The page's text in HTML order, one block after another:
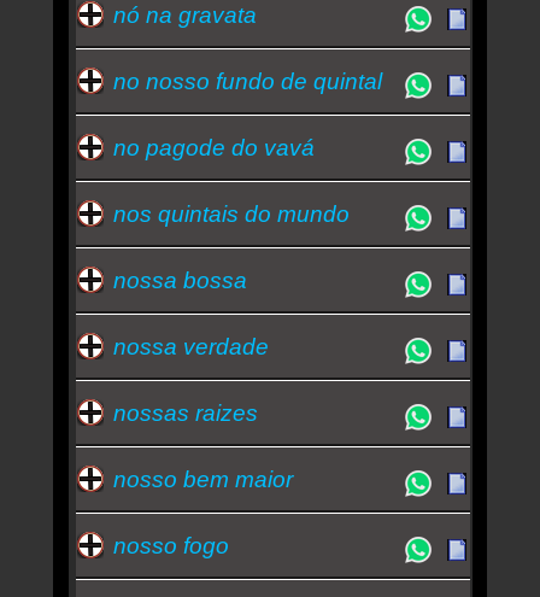
nó na gravata
no nosso fundo de quintal
no pagode do vavá
nos quintais do mundo
nossa bossa
nossa verdade
nossas raizes
nosso bem maior
nosso fogo